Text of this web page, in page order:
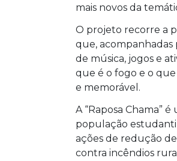
mais novos da
O projeto recorre a
que, acompanhadas
de música, jogos e
que é o fogo e o
e memorável.
A “Raposa Chama”
população
ações de redução
contra incêndios